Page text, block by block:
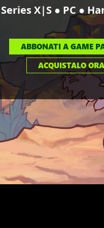
X|S ● PC ●
ABBONATI A GAME
ACQUISTALO ORA